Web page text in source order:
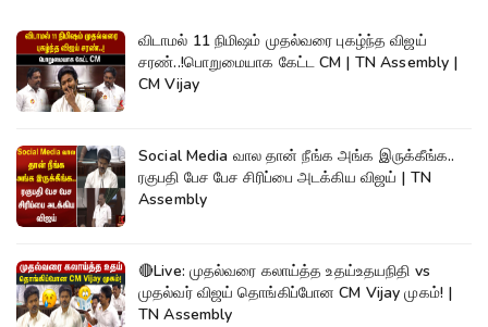
விடாமல் 11 நிமிஷம் முதல்வரை புகழ்ந்த விஜய்
சரண்..!பொறுமையாக கேட்ட CM | TN Assembly |
CM Vijay
Social Media வால தான் நீங்க அங்க இருக்கீங்க..
ரகுபதி பேச பேச சிரிப்பை அடக்கிய விஜய் | TN
Assembly
🔴Live: முதல்வரை கலாய்த்த உதய்உதயநிதி vs
முதல்வர் விஜய் தொங்கிப்போன CM Vijay முகம்! |
TN Assembly